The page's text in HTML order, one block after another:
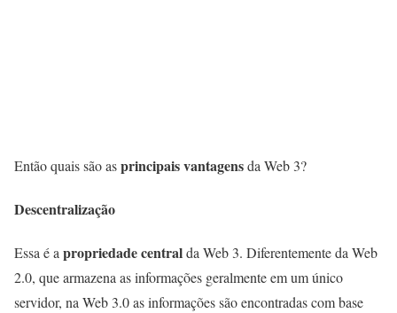
Então quais são asprincipais vantagensda Web 3?
Descentralização
Essa é apropriedade centralda Web 3. Diferentemente da Web
2.0, que armazena as informações geralmente em um único
servidor, na Web 3.0 as informações são encontradas com base